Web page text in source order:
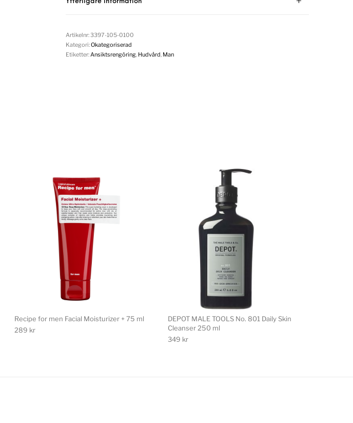
Artikelnr:3397-105-0100
Kategori:Okategoriserad
Etiketter: Ansiktsrengöring, Hudvård Man
Recipe for men Facial Moisturizer + 75 ml
289 kr
DEPOT MALE TOOLS No. 801 Daily Skin
Cleanser 250 ml
349 kr